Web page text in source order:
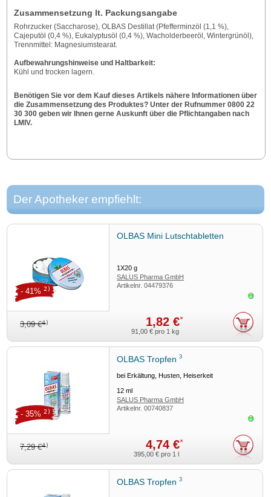
Zusammensetzung lt. Packungsangabe
Rohrzucker (Saccharose), OLBAS Destillat (Pfefferminzöl (1,1 %),
Cajeputöl (0,4 %), Eukalyptusöl (0,4 %), Wacholderbeeröl, Wintergrünöl),
Trennmittel: Magnesiumstearat.
Aufbewahrungshinweise und Haltbarkeit:
Kühl und trocken lagern.
Benötigen Sie vor dem Kauf dieses Artikels nähere Informationen über
die Zusammensetzung des Produktes? Unter der Rufnummer 0800 22
30 300 geben wir Ihnen gerne Auskunft über die Pflichtangaben nach
LMIV.
Der Apotheker empfiehlt:
OLBAS Mini Lutschtabletten
1X20g
SALUS Pharma GmbH
Artikelnr.04479376
3,09 €4) 1,82 €*
- 41% 2)
91,00 € pro 1 kg
OLBAS Tropfen3
bei Erkältung, Husten, Heiserkeit
12ml
SALUS Pharma GmbH
Artikelnr.00740837
7,29 €4) 4,74 €*
- 35% 2)
395,00 € pro 1 l
OLBAS Tropfen3